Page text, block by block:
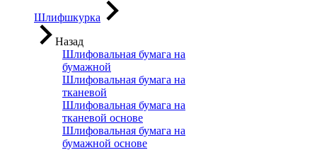
Шлифшкурка
Назад
Шлифовальная бумага на
бумажной
Шлифовальная бумага на
тканевой
Шлифовальная бумага на
тканевой основе
Шлифовальная бумага на
бумажной основе